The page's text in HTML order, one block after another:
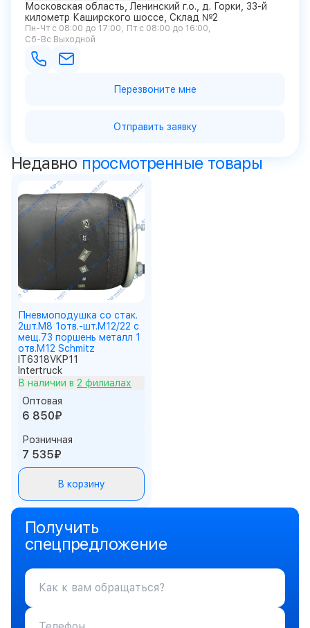
Московская область, Ленинский г.о., д. Горки, 33-й
километр Каширского шоссе, Склад №2
Пн-Чт с 08:00 до 17:00
Пт с 08:00 до 16:00
Сб-Вс Выходной
Перезвоните мне
Отправить заявку
Недавно просмотренные товары
Пневмоподушка со стак.
2шт.M8 1отв.-шт.M12/22 с
мещ.73 поршень металл 1
отв.M12 Schmitz
IT6318VKP11
Intertruck
В наличии в 2 филиалах
Оптовая
6 850₽
Розничная
7 535₽
В корзину
Получить
спецпредложение